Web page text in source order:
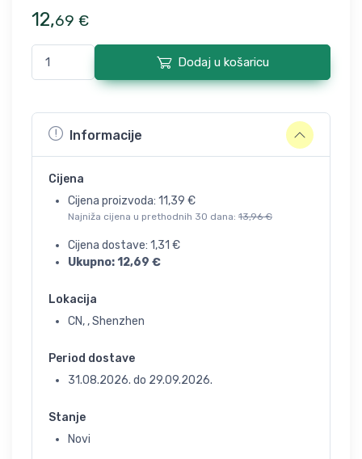
12,69 €
Dodaj u košaricu
Informacije
Cijena
Cijena proizvoda: 11,39 €
Najniža cijena u prethodnih 30 dana: 13,96 €
Cijena dostave: 1,31 €
Ukupno:12,69 €
Lokacija
CN, , Shenzhen
Period dostave
31.08.2026. do 29.09.2026.
Stanje
Novi